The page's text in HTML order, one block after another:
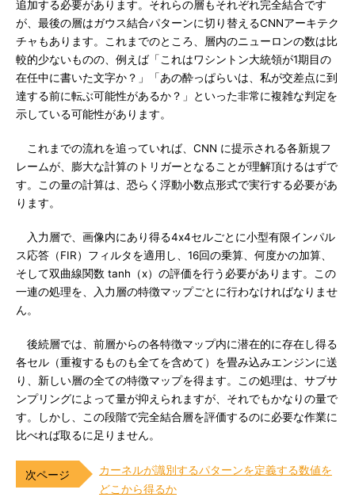
追加する必要があります。それらの層もそれぞれ完全結合です
が、最後の層はガウス結合パターンに切り替えるCNNアーキテク
チャもあります。これまでのところ、層内のニューロンの数は比
較的少ないものの、例えば「これはワシントン大統領が1期目の
在任中に書いた文字か？」「あの酔っぱらいは、私が交差点に到
達する前に転ぶ可能性があるか？」といった非常に複雑な判定を
示している可能性があります。
これまでの流れを追っていれば、CNN に提示される各新規フ
レームが、膨大な計算のトリガーとなることが理解頂けるはずで
す。この量の計算は、恐らく浮動小数点形式で実行する必要があ
ります。
入力層で、画像内にあり得る4x4セルごとに小型有限インパル
ス応答（FIR）フィルタを適用し、16回の乗算、何度かの加算、
そして双曲線関数 tanh（x）の評価を行う必要があります。この
一連の処理を、入力層の特徴マップごとに行わなければなりませ
ん。
後続層では、前層からの各特徴マップ内に潜在的に存在し得る
各セル（重複するものも全てを含めて）を畳み込みエンジンに送
り、新しい層の全ての特徴マップを得ます。この処理は、サブサ
ンプリングによって量が抑えられますが、それでもかなりの量で
す。しかし、この段階で完全結合層を評価するのに必要な作業に
比べれば取るに足りません。
カーネルが識別するパターンを定義する数値を
どこから得るか